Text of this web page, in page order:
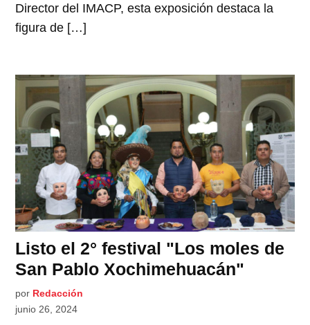
Director del IMACP, esta exposición destaca la
figura de […]
Listo el 2° festival "Los moles de
San Pablo Xochimehuacán"
por Redacción
junio 26, 2024